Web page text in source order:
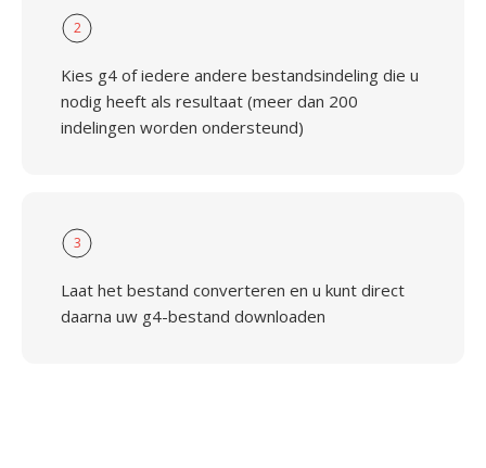
2
Kies g4 of iedere andere bestandsindeling die u
nodig heeft als resultaat (meer dan 200
indelingen worden ondersteund)
3
Laat het bestand converteren en u kunt direct
daarna uw g4-bestand downloaden